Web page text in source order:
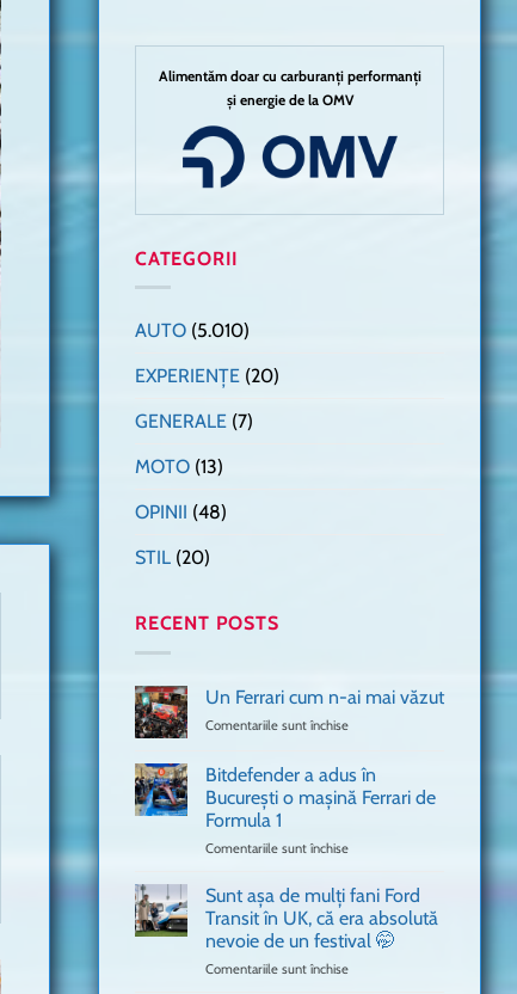
Alimentăm doar cu carburanți performanți
și energie de la OMV
CATEGORII
AUTO (5.010)
EXPERIENȚE (20)
GENERALE (7)
MOTO (13)
OPINII (48)
STIL (20)
RECENT POSTS
Un Ferrari cum n-ai mai văzut
Comentariile sunt închise
Ferrari
cum
n-
Bitdefender a adus în
București o mașină Ferrari de
Formula 1
Comentariile sunt închise
a
adus
în
București
Sunt așa de mulți fani Ford
Transit în UK, că era absolută
nevoie de un festival 🤭
Comentariile sunt închise